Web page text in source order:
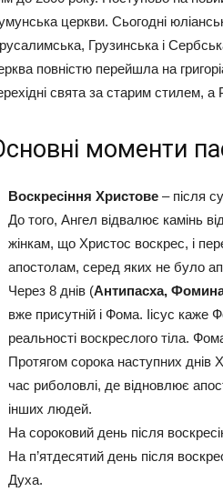
церкви. Сьогодні
Грузинська і
повністю перейшла на
свята за старим стилем, а
моменти
Воскресіння Христове – після
До того, Ангел відвалює камінь
жінкам, що Христос воскрес, і
апостолам, серед яких не було
Через 8 днів (Антипасха,
вже присутній і Фома. Іісус
реальності воскреслого тіла.
Протягом сорока наступних днів
час риболовлі, де відновлює
інших людей.
На сороковий день після
На п’ятдесятий день після
Духа.